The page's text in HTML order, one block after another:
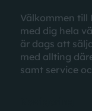
Välkommen till
med dig hela
är dags att
med allting
samt service